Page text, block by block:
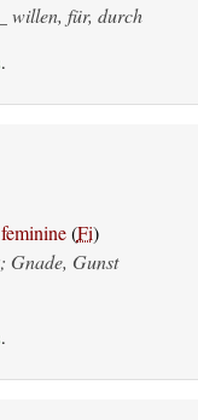
willen, für, durch
.
(Fi)
Gnade, Gunst
.